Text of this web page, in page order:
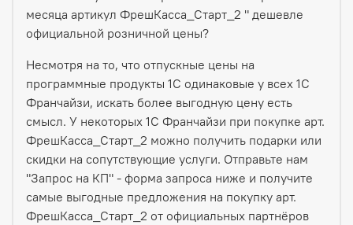
месяца артикул ФрешКасса_Старт_2 " дешевле
официальной розничной цены?
Несмотря на то, что отпускные цены на
программные продукты 1С одинаковые у всех 1С
Франчайзи, искать более выгодную цену есть
смысл. У некоторых 1С Франчайзи при покупке арт.
ФрешКасса_Старт_2 можно получить подарки или
скидки на сопутствующие услуги. Отправьте нам
"Запрос на КП" - форма запроса ниже и получите
самые выгодные предложения на покупку арт.
ФрешКасса_Старт_2 от официальных партнёров